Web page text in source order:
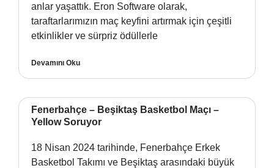
anlar yaşattık. Eron Software olarak,
taraftarlarımızın maç keyfini artırmak için çeşitli
etkinlikler ve sürpriz ödüllerle
Devamını Oku
Fenerbahçe – Beşiktaş Basketbol Maçı –
Yellow Soruyor
18 Nisan 2024 tarihinde, Fenerbahçe Erkek
Basketbol Takımı ve Beşiktaş arasındaki büyük